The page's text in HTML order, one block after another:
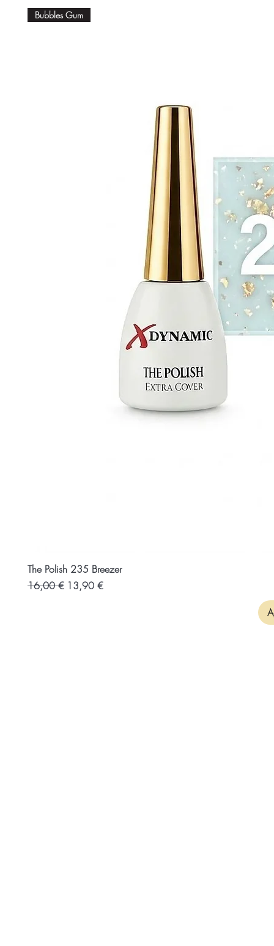
Bubbles Gum
The Polish 235 Breezer
Prezzo regolare
16,00 € Prezzo scontato
13,90 €